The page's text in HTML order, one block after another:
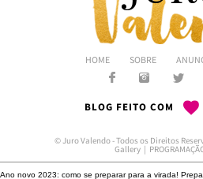
HOME SOBRE
BLOG FEITO COM
© Juro Valendo - Todos os Direitos
Gallery |
Ano novo 2023: como se preparar para a virada!